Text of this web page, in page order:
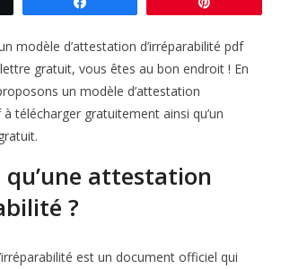
modèle d’attestation d’irréparabilité pdf
gratuit, vous êtes au bon endroit ! En
un modèle d’attestation
à télécharger gratuitement ainsi qu’un
qu’une attestation
?
est un document officiel qui